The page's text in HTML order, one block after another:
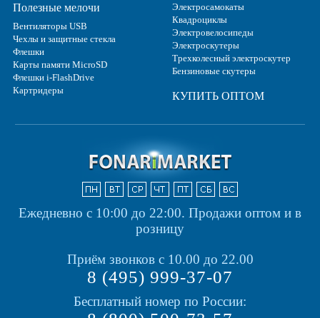
Полезные мелочи
Вентиляторы USB
Чехлы и защитные стекла
Флешки
Карты памяти MicroSD
Флешки i-FlashDrive
Картридеры
Электросамокаты
Квадроциклы
Электровелосипеды
Электроскутеры
Трехколесный электроскутер
Бензиновые скутеры
КУПИТЬ ОПТОМ
Ежедневно с 10:00 до 22:00. Продажи оптом и в
розницу
Приём звонков с 10.00 до 22.00
8 (495) 999-37-07
Бесплатный номер по России: